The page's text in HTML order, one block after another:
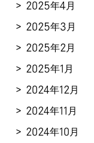
2025年4月
2025年3月
2025年2月
2025年1月
2024年12月
2024年11月
2024年10月